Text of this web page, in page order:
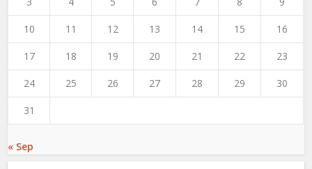
10 11 12 13 14 15 16
17 18 19 20 21 22 23
24 25 26 27 28 29 30
31
« Sep